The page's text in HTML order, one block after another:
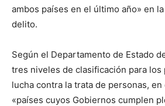
ambos países en el último año» en
delito.
Según el Departamento de Estado
tres niveles de clasificación para los
lucha contra la trata de personas,
«países cuyos Gobiernos cumplen